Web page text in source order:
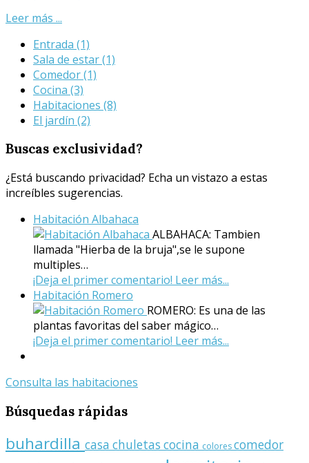
Leer más ...
Entrada (1)
Sala de estar(1)
Comedor(1)
Cocina (3)
Habitaciones (8)
El jardín (2)
Buscas exclusividad?
¿Está buscando privacidad? Echa un vistazo a estas
increíbles sugerencias.
Habitación Albahaca
ALBAHACA: Tambien
llamada "Hierba de la bruja",se le supone
multiples…
¡Deja el primer comentario! Leer más...
Habitación Romero
ROMERO: Es una de las
plantas favoritas del saber mágico…
¡Deja el primer comentario! Leer más...
Consulta las habitaciones
Búsquedas rápidas
buhardilla casa chuletas cocina colorescomedor